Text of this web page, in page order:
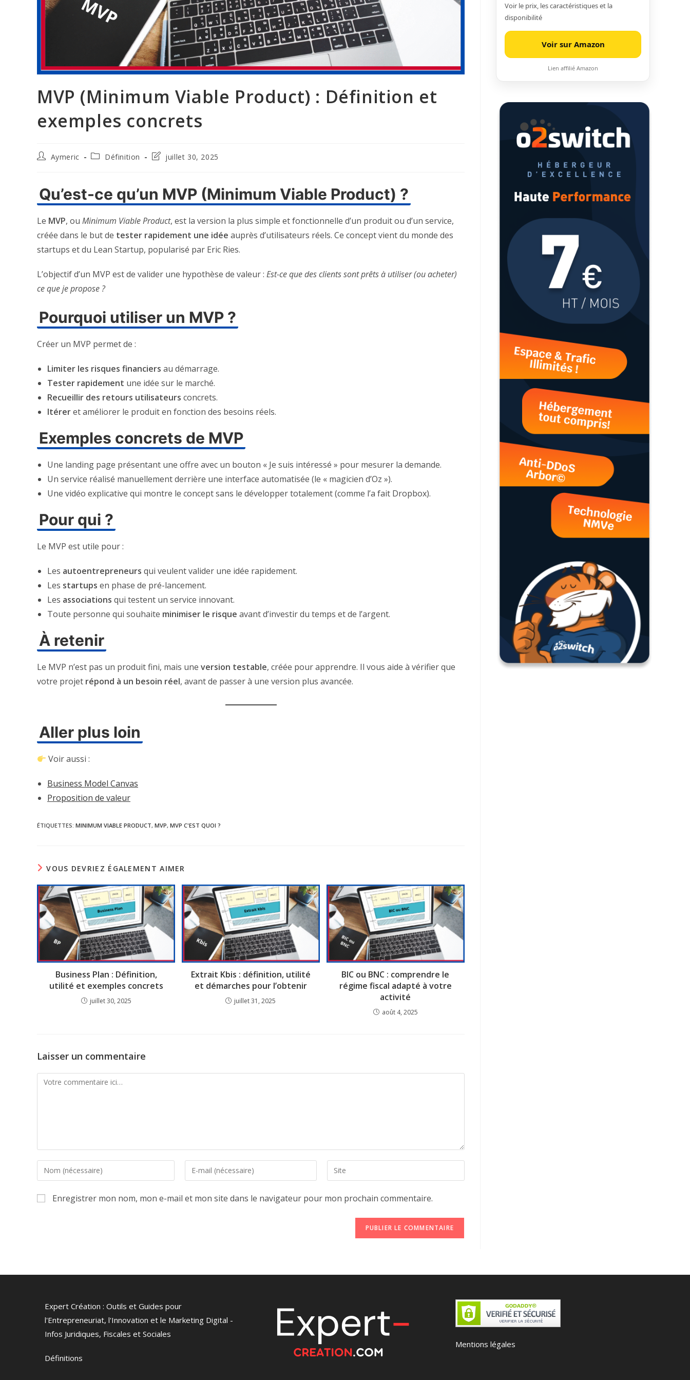
MVP (Minimum Viable Product) : Définition et
exemples concrets
Auteur/autrice
Aymeric
PostDéfinition
Dernière
publication :
juillet 30, 2025
Qu’est-ce qu’un MVP (Minimum Viable Product) ?
Le MVP, ou Minimum Viable Product, est la version la plus simple et fonctionnelle d’un produit ou d’un service,
créée dans le but de tester rapidement une idée auprès d’utilisateurs réels. Ce concept vient du monde des
startups et du Lean Startup, popularisé par Eric Ries.
L’objectif d’un MVP est de valider une hypothèse de valeur : Est-ce que des clients sont prêts à utiliser (ou acheter)
ce que je propose ?
Pourquoi utiliser un MVP ?
Créer un MVP permet de :
Limiter les risques financiers au démarrage.
Tester rapidement une idée sur le marché.
Recueillir des retours utilisateurs concrets.
Itéreret améliorer le produit en fonction des besoins réels.
Exemples concrets de MVP
Une landing page présentant une offre avec un bouton « Je suis intéressé » pour mesurer la demande.
Un service réalisé manuellement derrière une interface automatisée (le « magicien d’Oz »).
Une vidéo explicative qui montre le concept sans le développer totalement (comme l’a fait Dropbox).
Pour qui ?
Le MVP est utile pour :
Les autoentrepreneurs qui veulent valider une idée rapidement.
Les startups en phase de pré-lancement.
Les associations qui testent un service innovant.
Toute personne qui souhaite minimiser le risque avant d’investir du temps et de l’argent.
À retenir
Le MVP n’est pas un produit fini, mais une version testable, créée pour apprendre. Il vous aide à vérifier que
votre projet répond à un besoin réel, avant de passer à une version plus avancée.
Aller plus loin
Voir aussi :
Business Model Canvas
Proposition de valeur
ÉTIQUETTES: MINIMUM VIABLE PRODUCT, MVP, MVP C'EST QUOI ?
VOUS DEVRIEZ ÉGALEMENT AIMER
Business Plan : Définition,
utilité et exemples concrets
juillet 30, 2025
Extrait Kbis : définition, utilité
et démarches pour l’obtenir
juillet 31, 2025
BIC ou BNC : comprendre le
régime fiscal adapté à votre
activité
août 4, 2025
Laisser un commentaire
Comment
Enter
your
name
or
Enter
your
address
Saisir
l’URL
votre
Enregistrer mon nom, mon e-mail et mon site dans le navigateur pour mon prochain commentaire.
Voir le prix, les caractéristiques et la
disponibilité
Voir sur Amazon
Lien affilié Amazon
Expert Création : Outils et Guides pour
l'Entrepreneuriat, l'Innovation et le Marketing Digital -
Infos Juridiques, Fiscales et Sociales
Définitions
Mentions légales